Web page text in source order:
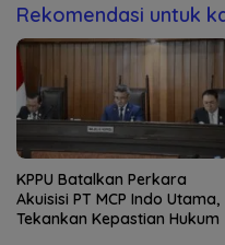
Rekomendasi untuk
KPPU Batalkan Perkara
Akuisisi PT MCP Indo Utama,
Tekankan Kepastian Hukum